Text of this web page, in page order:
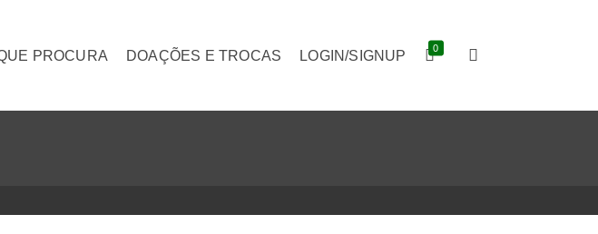
PROCURA DOAÇÕES E TROCAS LOGIN/SIGNUP 0